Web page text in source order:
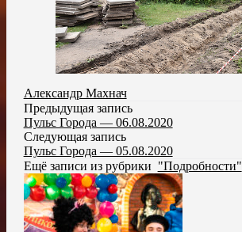
Александр Махнач
Предыдущая запись
Пульс Города — 06.08.2020
Следующая запись
Пульс Города — 05.08.2020
Ещё записи из рубрики "Подробности"